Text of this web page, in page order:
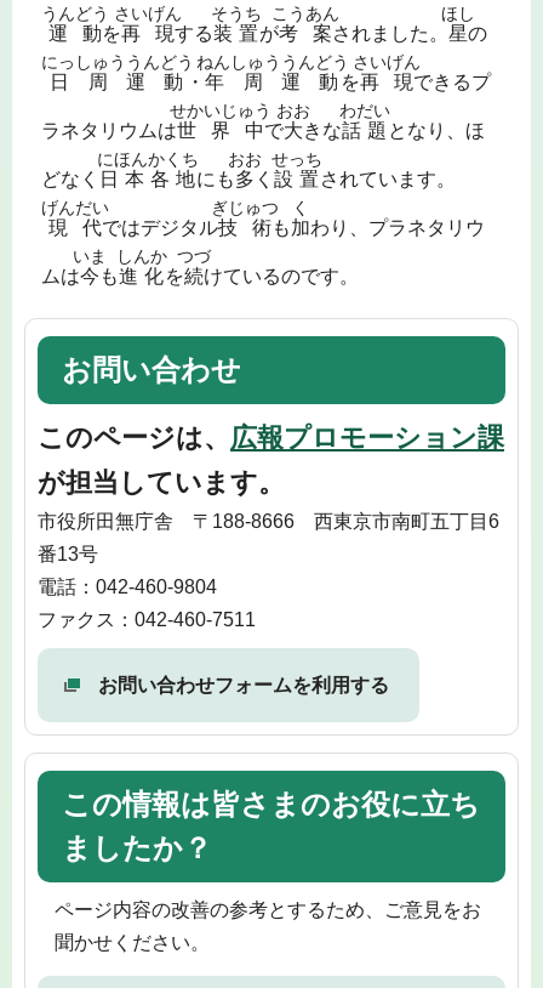
運動
うんどう
を再現
さいげん
する装置
そうち
が考案
こうあん
されました。 星
ほし
の
日周運動
にっしゅううんどう
・ 年周運動
ねんしゅううんどう
を再現
さいげん
できるプ
ラネタリウムは世界中
せかいじゅう
で大
おお
きな話題
わだい
となり、ほ
どなく 日本各地
にほんかくち
にも多
おお
く 設置
せっち
されています。
現代
げんだい
ではデジタル技術
ぎじゅつ
も加
く
わり、プラネタリウ
ムは今
いま
も進化
しんか
を続
つづ
けているのです。
お問い合わせ
このページは、 広報プロモーション課
が担当しています。
市役所田無庁舎 〒188-8666 西東京市南町五丁目6
番13号
電話：042-460-9804
ファクス：042-460-7511
お問い合わせフォームを利用する
この情報は皆さまのお役に立ち
ましたか？
ページ内容の改善の参考とするため、ご意見をお
聞かせください。